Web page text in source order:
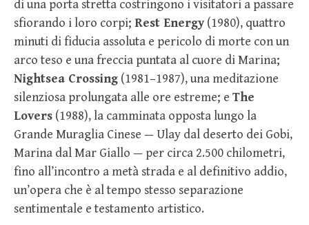
di una porta stretta costringono i visitatori a passare
sfiorando i loro corpi; Rest Energy (1980), quattro
minuti di fiducia assoluta e pericolo di morte con un
arco teso e una freccia puntata al cuore di Marina;
Nightsea Crossing (1981–1987), una meditazione
silenziosa prolungata alle ore estreme; e The
Lovers (1988), la camminata opposta lungo la
Grande Muraglia Cinese — Ulay dal deserto dei Gobi,
Marina dal Mar Giallo — per circa 2.500 chilometri,
fino all’incontro a metà strada e al definitivo addio,
un’opera che è al tempo stesso separazione
sentimentale e testamento artistico.